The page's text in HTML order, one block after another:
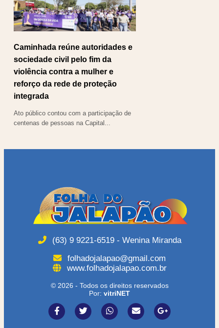
Caminhada reúne autoridades e
sociedade civil pelo fim da
violência contra a mulher e
reforço da rede de proteção
integrada
Ato público contou com a participação de
centenas de pessoas na Capital...
(63) 9 9221-6519 - Wenina Miranda
folhadojalapao@gmail.com
www.folhadojalapao.com.br
© 2026 - Todos os direitos reservados
Por: vitriNET